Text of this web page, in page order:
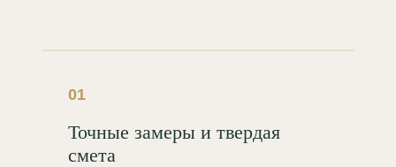
01
Точные замеры и твердая
смета